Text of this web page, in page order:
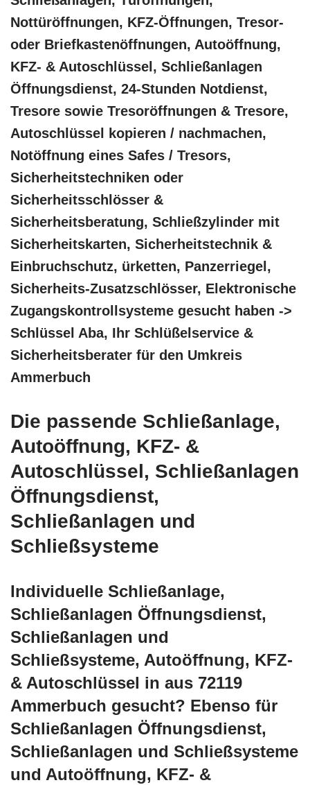
Nottüröffnungen, KFZ-Öffnungen, Tresor-
oder Briefkastenöffnungen, Autoöffnung,
KFZ- & Autoschlüssel, Schließanlagen
Öffnungsdienst, 24-Stunden Notdienst,
Tresore sowie Tresoröffnungen & Tresore,
Autoschlüssel kopieren / nachmachen,
Notöffnung eines Safes / Tresors,
Sicherheitstechniken oder
Sicherheitsschlösser &
Sicherheitsberatung, Schließzylinder mit
Sicherheitskarten, Sicherheitstechnik &
Einbruchschutz, ürketten, Panzerriegel,
Sicherheits-Zusatzschlösser, Elektronische
Zugangskontrollsysteme gesucht haben ->
Schlüssel Aba, Ihr Schlüßelservice &
Sicherheitsberater für den Umkreis
Ammerbuch
Die passende Schließanlage,
Autoöffnung, KFZ- &
Autoschlüssel, Schließanlagen
Öffnungsdienst,
Schließanlagen und
Schließsysteme
Individuelle Schließanlage,
Schließanlagen Öffnungsdienst,
Schließanlagen und
Schließsysteme, Autoöffnung, KFZ-
& Autoschlüssel in aus 72119
Ammerbuch gesucht? Ebenso für
Schließanlagen Öffnungsdienst,
Schließanlagen und Schließsysteme
und Autoöffnung, KFZ- &